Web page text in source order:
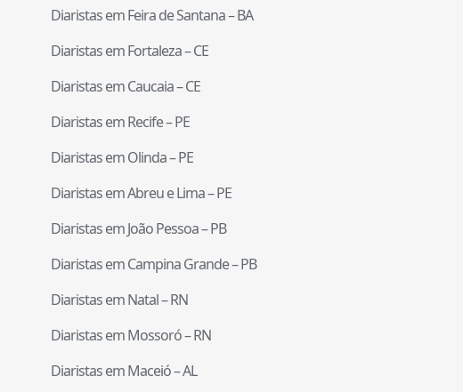
Diaristas emFeira de Santana–BA
Diaristas emFortaleza–CE
Diaristas emCaucaia–CE
Diaristas emRecife–PE
Diaristas emOlinda–PE
Diaristas emAbreu e Lima–PE
Diaristas emJoão Pessoa–PB
Diaristas emCampina Grande–PB
Diaristas emNatal–RN
Diaristas emMossoró–RN
Diaristas emMaceió–AL